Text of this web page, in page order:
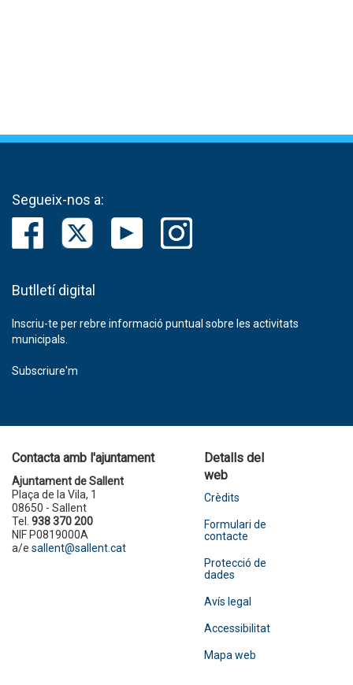
Segueix-nos a:
Butlletí digital
Inscriu-te per rebre informació puntual sobre les activitats
municipals.
Subscriure'm
Contacta amb l'ajuntament
Ajuntament de Sallent
Plaça de la Vila, 1
08650 - Sallent
Tel. 938 370 200
NIF P0819000A
a/e sallent@sallent.cat
Detalls del
web
Crèdits
Formulari de
contacte
Protecció de
dades
Avís legal
Accessibilitat
Mapa web